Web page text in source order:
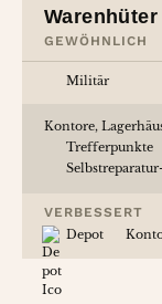
Warenhüter
GEWÖHNLICH
Militär
Kontore,
Trefferpunkte
VERBESSERT
Depot